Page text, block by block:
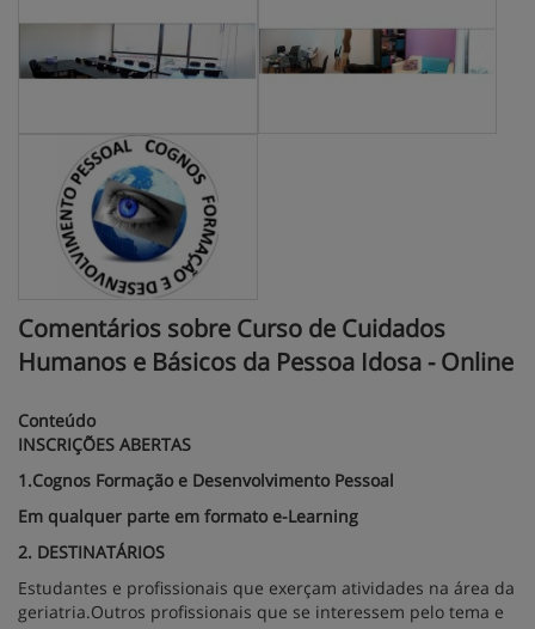
Comentários sobre Curso de Cuidados
Humanos e Básicos da Pessoa Idosa - Online
Conteúdo
INSCRIÇÕES ABERTAS
1.Cognos Formação e Desenvolvimento Pessoal
Em qualquer parte em formato e-Learning
2. DESTINATÁRIOS
Estudantes e profissionais que exerçam atividades na área da
geriatria.Outros profissionais que se interessem pelo tema e